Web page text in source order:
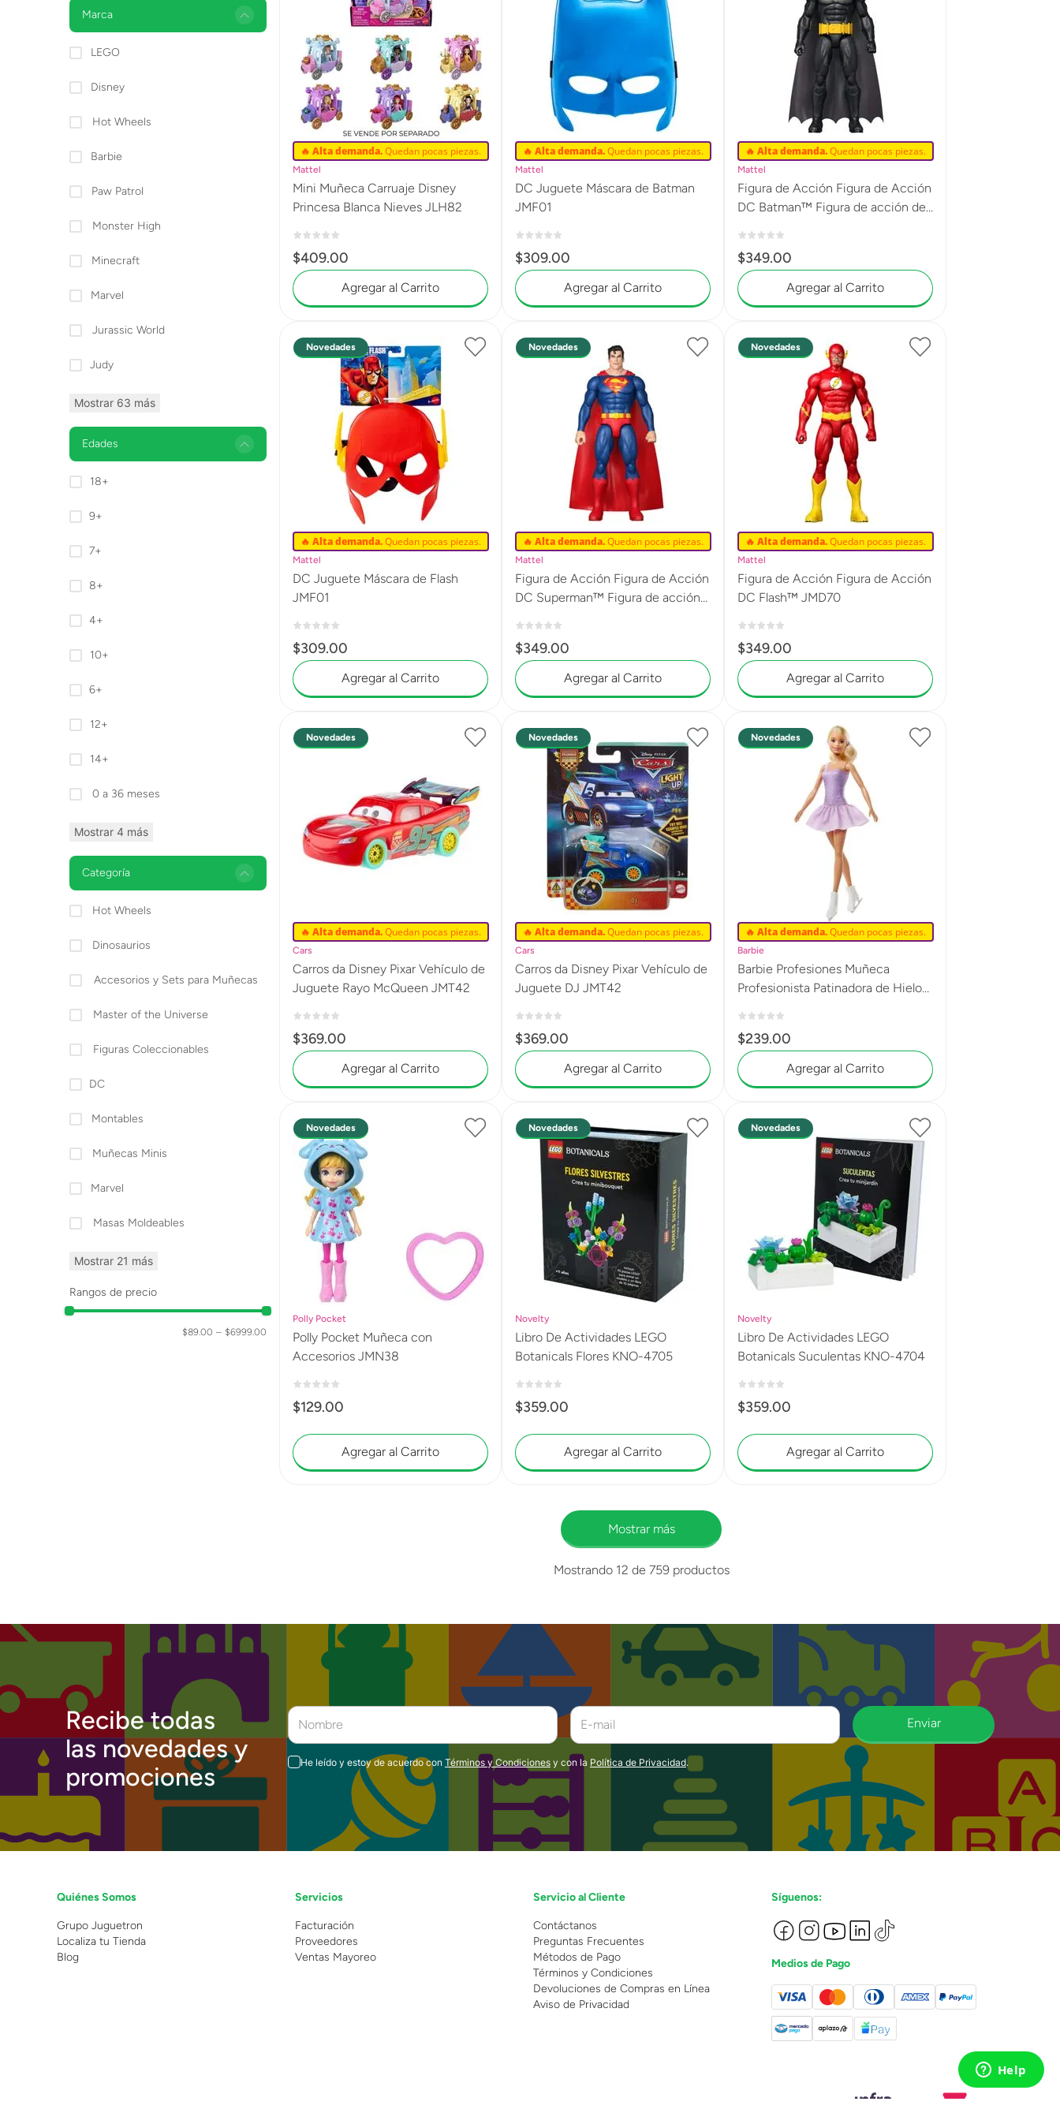
Lanzadores
Muñecas
Marca
LEGO
Disney
Hot Wheels
Barbie
Paw Patrol
Monster High
Minecraft
Marvel
Jurassic World
Judy
Mostrar 63 más
Edades
18+
9+
7+
8+
4+
10+
6+
12+
14+
0 a 36 meses
Mostrar 4 más
Categoría
Hot Wheels
Dinosaurios
Accesorios y Sets para Muñecas
Master of the Universe
Figuras Coleccionables
DC
Montables
Muñecas Minis
Marvel
Masas Moldeables
Mostrar 21 más
Rangos de precio
$89.00 – $6999.00
🔥 Alta demanda.Quedan pocas piezas.
Mattel
Mini Muñeca Carruaje Disney
Princesa Blanca Nieves JLH82
$409.00
Agregar al Carrito
🔥 Alta demanda.Quedan pocas piezas.
Mattel
DC Juguete Máscara de Batman
JMF01
$309.00
Agregar al Carrito
🔥 Alta demanda.Quedan pocas piezas.
Mattel
Figura de Acción Figura de Acción
DC Batman™ Figura de acción de
$349.00
Agregar al Carrito
Novedades
🔥 Alta demanda.Quedan pocas piezas.
Mattel
DC Juguete Máscara de Flash
JMF01
$309.00
Agregar al Carrito
Novedades
🔥 Alta demanda.Quedan pocas piezas.
Mattel
Figura de Acción Figura de Acción
DC Superman™ Figura de acción
$349.00
Agregar al Carrito
Novedades
🔥 Alta demanda.Quedan pocas piezas.
Mattel
Figura de Acción Figura de Acción
DC Flash™ JMD70
$349.00
Agregar al Carrito
Novedades
🔥 Alta demanda.Quedan pocas piezas.
Cars
Carros da Disney Pixar Vehículo de
Juguete Rayo McQueen JMT42
$369.00
Agregar al Carrito
Novedades
🔥 Alta demanda.Quedan pocas piezas.
Cars
Carros da Disney Pixar Vehículo de
Juguete DJ JMT42
$369.00
Agregar al Carrito
Novedades
🔥 Alta demanda.Quedan pocas piezas.
Barbie
Barbie Profesiones Muñeca
Profesionista Patinadora de Hielo
$239.00
Agregar al Carrito
Novedades
Polly Pocket
Polly Pocket Muñeca con
Accesorios JMN38
$129.00
Agregar al Carrito
Novedades
Novelty
Libro De Actividades LEGO
Botanicals Flores KNO-4705
$359.00
Agregar al Carrito
Novedades
Novelty
Libro De Actividades LEGO
Botanicals Suculentas KNO-4704
$359.00
Agregar al Carrito
Mostrar más
Mostrando 12 de 759productos
Recibe todas
las novedades y
promociones
Enviar
He leído y estoy de acuerdo con Términos y Condiciones y con la Política de Privacidad.
Quiénes Somos
Grupo Juguetron
Localiza tu Tienda
Blog
Servicios
Facturación
Proveedores
Ventas Mayoreo
Servicio al Cliente
Contáctanos
Preguntas Frecuentes
Métodos de Pago
Términos y Condiciones
Devoluciones de Compras en Línea
Aviso de Privacidad
Síguenos:
Medios de Pago